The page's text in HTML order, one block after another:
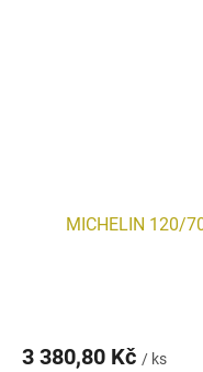
MICHELIN 120/
3 380,80 Kč / ks